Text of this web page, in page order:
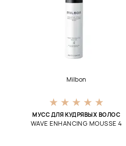
Milbon
МУСС ДЛЯ КУДРЯВЫХ ВОЛОС
WAVE ENHANCING MOUSSE 4